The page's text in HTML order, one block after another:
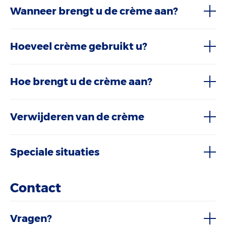
Wanneer brengt u de crème aan?
Hoeveel crème gebruikt u?
Hoe brengt u de crème aan?
Verwijderen van de crème
Speciale situaties
Contact
Vragen?